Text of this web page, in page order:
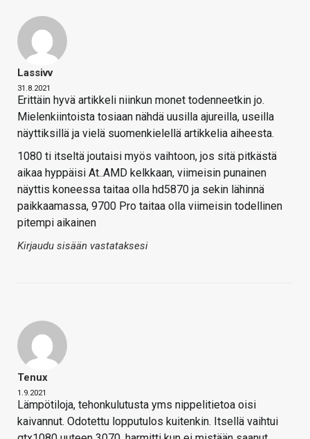
Lassivv
31.8.2021
Erittäin hyvä artikkeli niinkun monet todenneetkin jo.
Mielenkiintoista tosiaan nähdä uusilla ajureilla, useilla
näyttiksillä ja vielä suomenkielellä artikkelia aiheesta.
1080 ti itseltä joutaisi myös vaihtoon, jos sitä pitkästä
aikaa hyppäisi At..AMD kelkkaan, viimeisin punainen
näyttis koneessa taitaa olla hd5870 ja sekin lähinnä
paikkaamassa, 9700 Pro taitaa olla viimeisin todellinen
pitempi aikainen
Kirjaudu sisään vastataksesi
Tenux
1.9.2021
Lämpötiloja, tehonkulutusta yms nippelitietoa oisi
kaivannut. Odotettu lopputulos kuitenkin. Itsellä vaihtui